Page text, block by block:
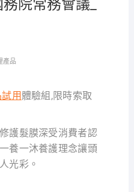
院常務會議_
產品
用 體驗組,限時索取
護髮膜深受消費者認
養一沐養護理念讓頭
光彩。